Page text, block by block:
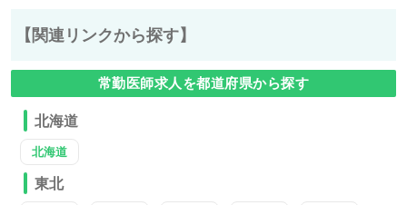
【関連リンクから探す】
常勤医師求人を都道府県から探す
北海道
北海道
東北